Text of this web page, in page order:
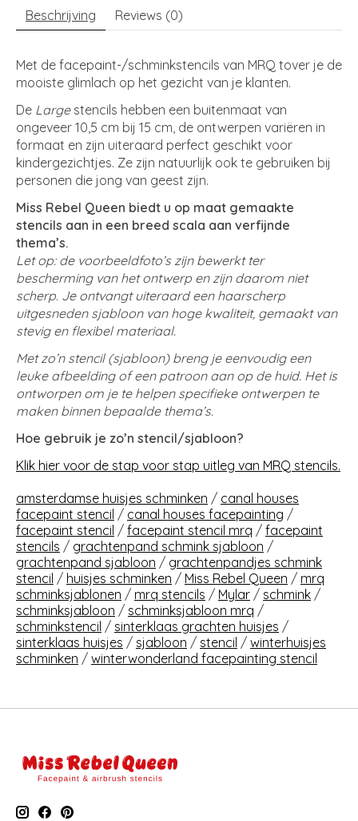
Beschrijving Reviews (0)
Met de facepaint-/schminkstencils van MRQ tover je de
mooiste glimlach op het gezicht van je klanten.
De Largestencils hebben een buitenmaat van
ongeveer 10,5 cm bij 15 cm, de ontwerpen variëren in
formaat en zijn uiteraard perfect geschikt voor
kindergezichtjes. Ze zijn natuurlijk ook te gebruiken bij
personen die jong van geest zijn.
Miss Rebel Queen biedt u op maat gemaakte
stencils aan in een breed scala aan verfijnde
thema’s.
Let op: de voorbeeldfoto’s zijn bewerkt ter
bescherming van het ontwerp en zijn daarom niet
scherp. Je ontvangt uiteraard een haarscherp
uitgesneden sjabloon van hoge kwaliteit, gemaakt van
stevig en flexibel materiaal.
Met zo’n stencil (sjabloon) breng je eenvoudig een
leuke afbeelding of een patroon aan op de huid. Het is
ontworpen om je te helpen specifieke ontwerpen te
maken binnen bepaalde thema’s.
Hoe gebruik je zo’n stencil/sjabloon?
Klik hier voor de stap voor stap uitleg van MRQ stencils.
amsterdamse huisjes schminken / canal houses
facepaint stencil / canal houses facepainting /
facepaint stencil / facepaint stencil mrq / facepaint
stencils / grachtenpand schmink sjabloon /
grachtenpand sjabloon / grachtenpandjes schmink
stencil / huisjes schminken / Miss Rebel Queen / mrq
schminksjablonen / mrq stencils / Mylar / schmink /
schminksjabloon / schminksjabloon mrq /
schminkstencil / sinterklaas grachten huisjes /
sinterklaas huisjes / sjabloon / stencil / winterhuisjes
schminken / winterwonderland facepainting stencil